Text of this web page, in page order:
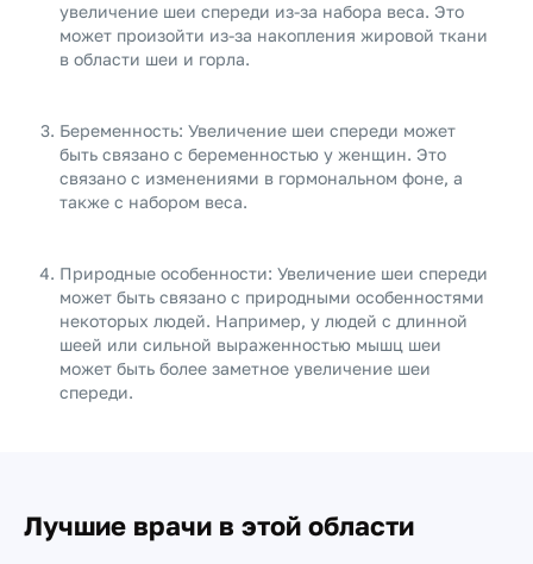
увеличение шеи спереди из-за набора веса. Это
может произойти из-за накопления жировой ткани
в области шеи и горла.
Беременность: Увеличение шеи спереди может
быть связано с беременностью у женщин. Это
связано с изменениями в гормональном фоне, а
также с набором веса.
Природные особенности: Увеличение шеи спереди
может быть связано с природными особенностями
некоторых людей. Например, у людей с длинной
шеей или сильной выраженностью мышц шеи
может быть более заметное увеличение шеи
спереди.
Лучшие врачи в этой области